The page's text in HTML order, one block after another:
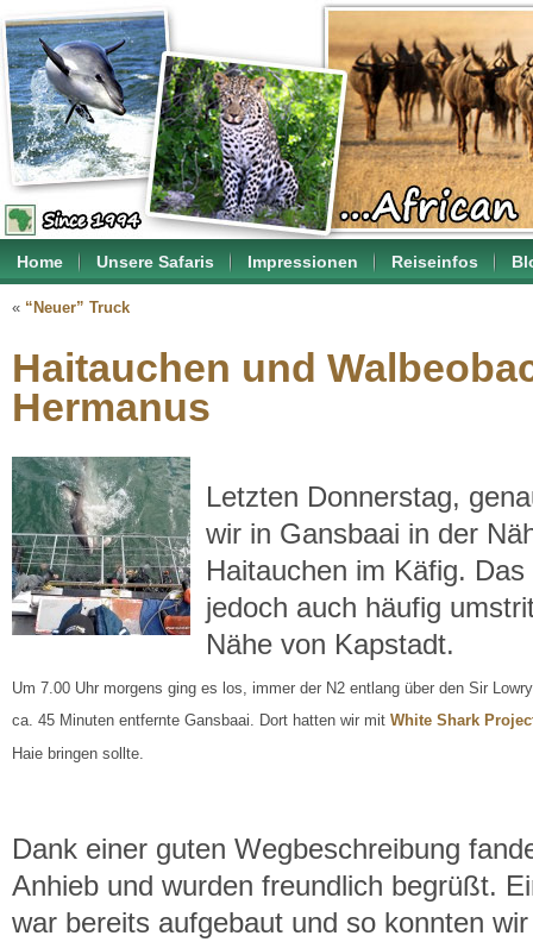
Home Unsere Safaris Impressionen Reiseinfos
« “Neuer” Truck
Haitauchen und
Hermanus
Letzten Donnerstag,
wir in Gansbaai in der
Haitauchen im Käfig.
jedoch auch häufig
Nähe von Kapstadt.
Um 7.00 Uhr morgens ging es los, immer der N2 entlang über den Sir
ca. 45 Minuten entfernte Gansbaai. Dort hatten wir mit White Shark
Haie bringen sollte.
Dank einer guten Wegbeschreibung
Anhieb und wurden freundlich begrüßt.
war bereits aufgebaut und so konnten